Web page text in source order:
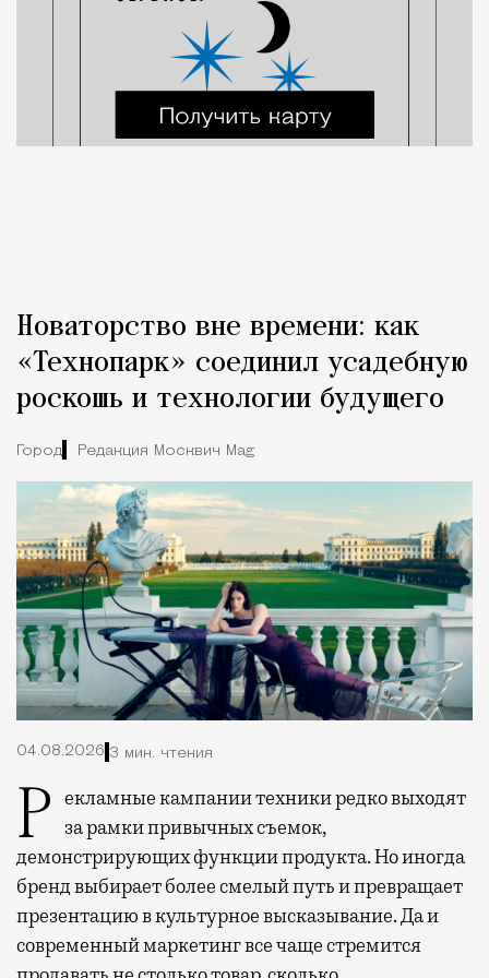
Новаторство вне времени: как
«Технопарк» соединил усадебную
роскошь и технологии будущего
Город Редакция Москвич Mag
04.08.2026 3 мин. чтения
Рекламные кампании техники редко выходят
за рамки привычных съемок,
демонстрирующих функции продукта. Но иногда
бренд выбирает более смелый путь и превращает
презентацию в культурное высказывание. Да и
современный маркетинг все чаще стремится